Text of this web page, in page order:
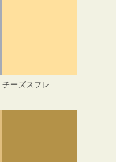
チーズスフレ